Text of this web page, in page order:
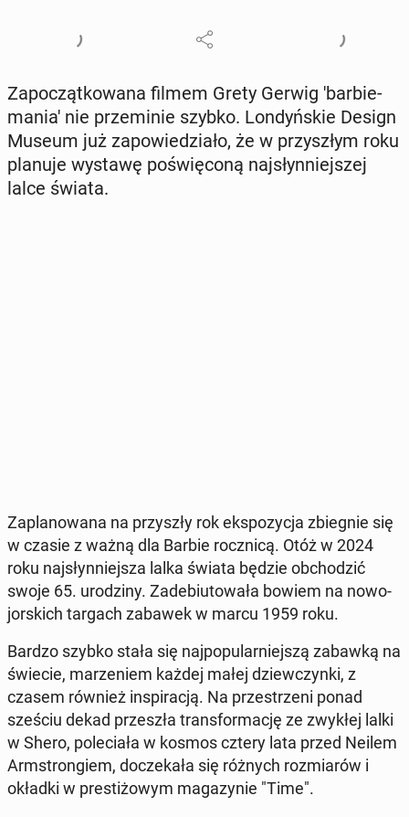
Za­po­cząt­ko­wa­na filmem Grety Gerwig 'bar­bie­
ma­nia' nie prze­mi­nie szybko. Lon­dyń­skie Design
Museum już za­po­wie­dzia­ło, że w przy­szłym roku
planuje wystawę po­świę­co­ną naj­słyn­niej­szej
lalce świata.
Za­pla­no­wa­na na przy­szły rok eks­po­zy­cja zbie­gnie się
w czasie z ważną dla Barbie rocz­ni­cą. Otóż w 2024
roku naj­słyn­niej­sza lalka świata będzie ob­cho­dzić
swoje 65. uro­dzi­ny. Za­de­biu­to­wa­ła bowiem na no­wo­
jor­skich targach zabawek w marcu 1959 roku.
Bardzo szybko stała się naj­po­pu­lar­niej­szą zabawką na
świecie, ma­rze­niem każdej małej dziew­czyn­ki, z
czasem również in­spi­ra­cją. Na prze­strze­ni ponad
sześciu dekad prze­szła trans­for­ma­cję ze zwykłej lalki
w Shero, po­le­cia­ła w kosmos cztery lata przed Neilem
Arm­stron­giem, do­cze­ka­ła się różnych roz­mia­rów i
okładki w pre­sti­żo­wym ma­ga­zy­nie "Time".